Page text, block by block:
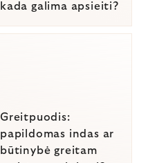
kada galima apsieiti?
Greitpuodis:
papildomas indas ar
būtinybė greitam